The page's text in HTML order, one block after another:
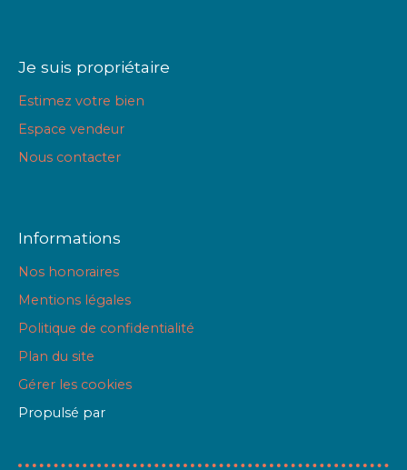
Je suis propriétaire
Estimez votre bien
Espace vendeur
Nous contacter
Informations
Nos honoraires
Mentions légales
Politique de confidentialité
Plan du site
Gérer les cookies
Propulsé par